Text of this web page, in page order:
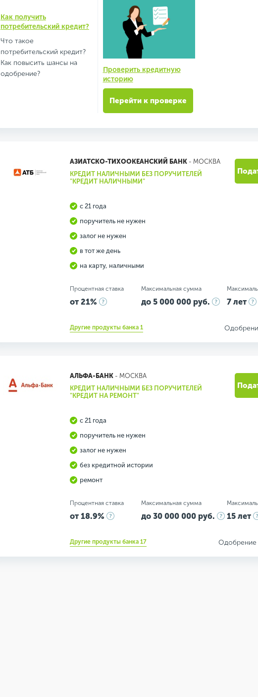
Как получить
потребительский кредит?
Что такое
потребительский кредит?
Как повысить шансы на
одобрение?
Проверить кредитную
историю
Перейти к проверке
АЗИАТСКО-ТИХООКЕАНСКИЙ БАНК- МОСКВА
КРЕДИТ НАЛИЧНЫМИ БЕЗ ПОРУЧИТЕЛЕЙ
"КРЕДИТ НАЛИЧНЫМИ"
с 21 года
поручитель не нужен
залог не нужен
в тот же день
на карту, наличными
Процентная ставка
от 21%
Максимальная сумма
до 5 000 000 руб. 7 лет
Другие продукты банка 1
АЛЬФА-БАНК- МОСКВА
КРЕДИТ НАЛИЧНЫМИ БЕЗ ПОРУЧИТЕЛЕЙ
"КРЕДИТ НА РЕМОНТ"
с 21 года
поручитель не нужен
залог не нужен
без кредитной истории
ремонт
Процентная ставка
от 18.9%
Максимальная сумма
до 30 000 000 руб. 15 лет
Другие продукты банка 17 Одобрение